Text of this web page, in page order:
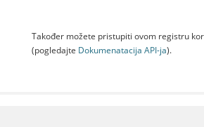
Također možete pristupiti ovom registru
(pogledajte Dokumenаtаcijа API-jа).